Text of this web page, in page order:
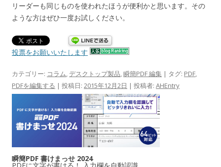
リーダーも同じものを使われたほうが便利かと思います。その
ような方はぜひ一度お試しください。
投票をお願いいたします
カテゴリー: コラム デスクトップ製品 瞬簡PDF 編集 | タグ: PDF
PDFを編集する | 投稿日: 2015年12月2日 | 投稿者: AHEntry
瞬簡PDF 書けまっせ 2024